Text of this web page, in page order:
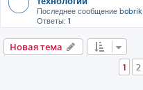
Последнее сообщение bobrik
Ответы: 1
Новая тема
1
2